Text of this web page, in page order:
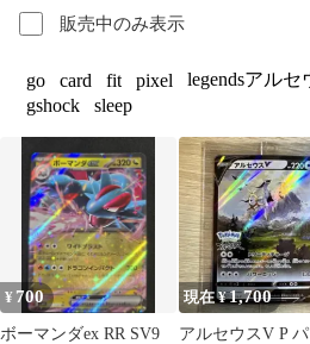
販売中のみ表示
go card fit pixel legendsアルセ
gshock
sleep
¥ 700
ボーマンダex RR SV9
現在 ¥1,700
アルセウスV P